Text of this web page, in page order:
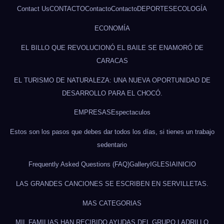
Contact UsCONTACTOContactoContactoDEPORTES ECOLOGÍA
ECONOMÍA
EL BILLO QUE REVOLUCIONÓ EL BAILE SE ENAMORÓ DE
CARACAS
EL TURISMO DE NATURALEZA: UNA NUEVA OPORTUNIDAD DE
DESARROLLO PARA EL CHOCÓ.
EMPRESAS Espectaculos
Estos son los pasos que debes dar todos los días, si tienes un trabajo
sedentario
Frequently Asked Questions (FAQ)GalleryIGLESIA INICIO
LAS GRANDES CANCIONES SE ESCRIBEN EN SERVILLETAS.
MAS CATEGORIAS
MIL FAMILIAS HAN RECIBIDO AYUDAS DEL GRUPO LADRILLO